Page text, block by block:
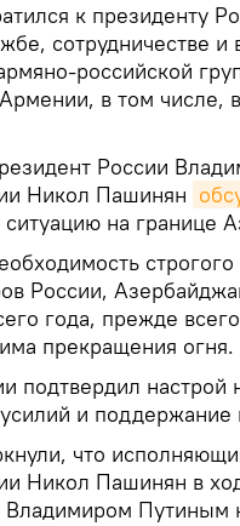
к президенту
сотрудничестве
российской
в том числе,
России
Никол Пашинян
ситуацию на границе
России,
года, прежде
прекращения огня.
подтвердил настрой
и поддержание
что
Никол Пашинян в
Путиным